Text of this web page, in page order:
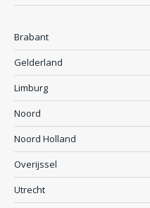
Brabant
Gelderland
Limburg
Noord
Noord Holland
Overijssel
Utrecht